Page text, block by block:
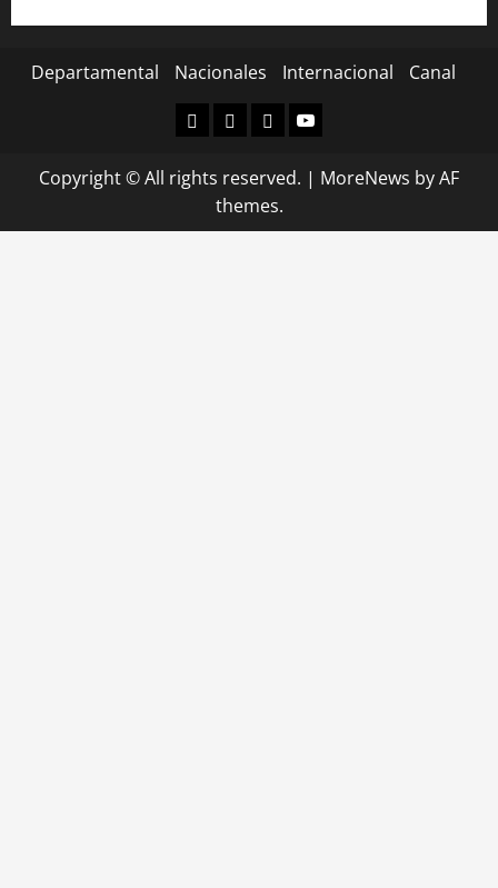
Departamental Nacionales Internacional Canal
Departamental
Nacionales
Internacional
Canal
Copyright © All rights reserved. | MoreNews by AF
themes.